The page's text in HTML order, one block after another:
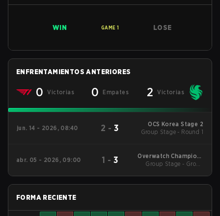
WIN GAME 1 LOSE
ENFRENTAMIENTOS ANTERIORES
0 Victorias 0 Empates 2 Victorias
jun. 14 - 2026, 08:40 2 -3
OCS Korea Stage 2
Group Stage - Round 1
abr. 05 - 2026, 09:00 1 - 3
Overwatch Champions
Series - Korea Stage 1
Group Stage - Group
FORMA RECIENTE